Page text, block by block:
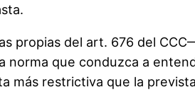
propias del art. 676 del
norma que conduzca a
más restrictiva que la